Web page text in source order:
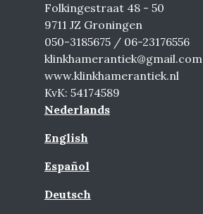
Folkingestraat 48 - 50
9711 JZ Groningen
050-3185675 / 06-23176556
klinkhamerantiek@gmail.com
www.klinkhamerantiek.nl
KvK: 54174589
Nederlands
English
Español
Deutsch